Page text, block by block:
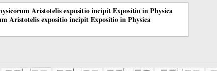
Aristotelis expositio incipit Expositio in Physica
Aristotelis expositio incipit Expositio in Physica